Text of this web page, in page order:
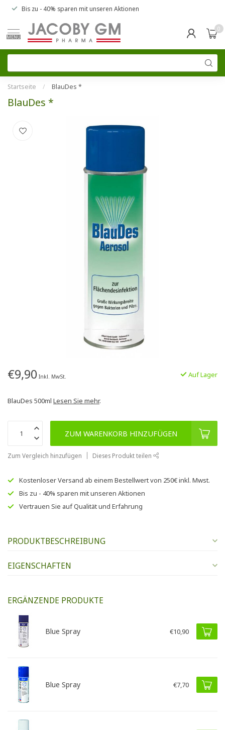
Bis zu - 40% sparen mit unseren Aktionen
MENU
0
Startseite / BlauDes *
BlauDes *
€9,90 Inkl. MwSt. Auf Lager
BlauDes 500ml Lesen Sie mehr.
ZUM WARENKORB HINZUFÜGEN
Zum Vergleich hinzufügen Dieses Produkt teilen
Kostenloser Versand ab einem Bestellwert von 250€inkl. Mwst.
Bis zu - 40% sparen mit unseren Aktionen
Vertrauen Sie aufQualität und Erfahrung
PRODUKTBESCHREIBUNG
EIGENSCHAFTEN
ERGÄNZENDE PRODUKTE
Blue Spray €10,90
Blue Spray €7,70